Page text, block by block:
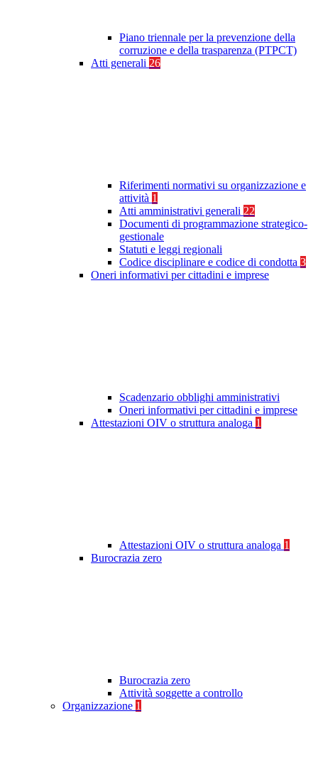
Piano triennale per la prevenzione della
corruzione e della trasparenza (PTPCT)
Atti generali 26
Riferimenti normativi su organizzazione e
attività 1
Atti amministrativi generali 22
Documenti di programmazione strategico-
gestionale
Statuti e leggi regionali
Codice disciplinare e codice di condotta 3
Oneri informativi per cittadini e imprese
Scadenzario obblighi amministrativi
Oneri informativi per cittadini e imprese
Attestazioni OIV o struttura analoga 1
Attestazioni OIV o struttura analoga 1
Burocrazia zero
Burocrazia zero
Attività soggette a controllo
Organizzazione 1